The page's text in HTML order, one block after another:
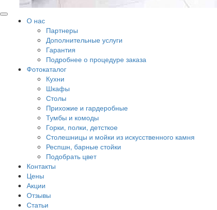
О нас
Партнеры
Дополнительные услуги
Гарантия
Подробнее о процедуре заказа
Фотокаталог
Кухни
Шкафы
Столы
Прихожие и гардеробные
Тумбы и комоды
Горки, полки, детсткое
Столешницы и мойки из искусственного камня
Респшн, барные стойки
Подобрать цвет
Контакты
Цены
Акции
Отзывы
Статьи